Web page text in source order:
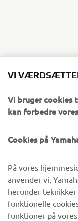
VI
Vi bruger cookies
kan forbedre
Cookies på
På vores
anvender vi,
herunder teknikker
funktionelle
funktioner på